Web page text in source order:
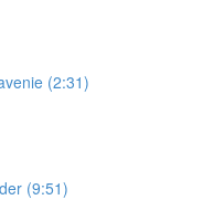
(2:31)
(9:51)